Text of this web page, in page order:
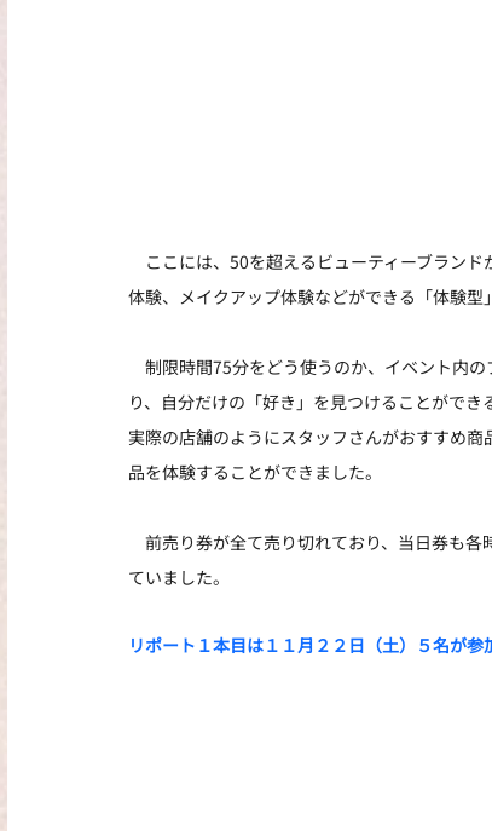
ここには、50を超えるビューティーブラン
体験、メイクアップ体験などができる「体験型
制限時間75分をどう使うのか、イベント内
り、自分だけの「好き」を見つけることがで
実際の店舗のようにスタッフさんがおすすめ
品を体験することができました。
前売り券が全て売り切れており、当日券も各
ていました。
リポート１本目は１１月２２日（土）５名が参